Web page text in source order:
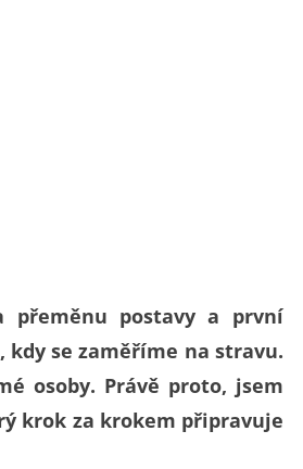
přeměnu postavy a první
se zaměříme na stravu.
osoby. Právě proto, jsem
krok za krokem připravuje